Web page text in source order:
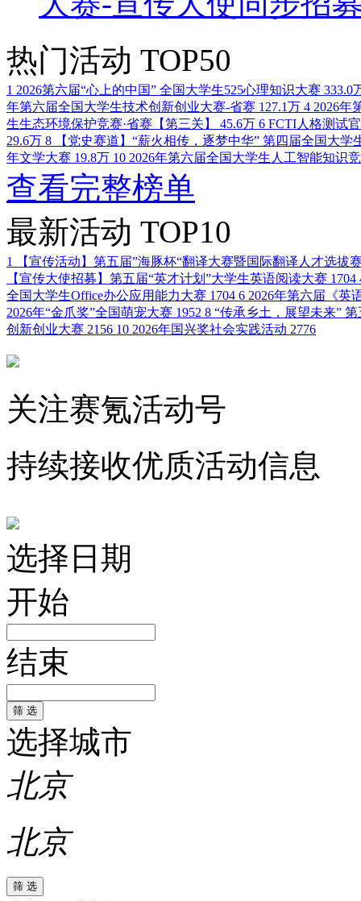
热门活动 TOP50
1 2026第六届“心上的中国” 全国大学生525心理知识大赛 333.0
年第六届全国大学生技术创新创业大赛-省赛 127.1万 4 2026年
生生态环境保护竞赛·省赛【第三关】
45.6万 6 FCTI人格测试
29.6万 8
【党史赛道】“薪火相传，逐梦中华” 第四届全国大
年文学大赛 19.8万 10 2026年第六届全国大学生人工智能知识
查看完整榜单
最新活动 TOP10
1
【宣传活动】第五届”海豚杯“翻译大赛暨国际翻译人才选拔
【宣传大使招募】第五届“英才计划”大学生英语阅读大赛 1704
全国大学生Office办公应用能力大赛 1704 6 2026年第六届《英
2026年“金爪奖”全国萌宠大赛 1952 8 “传承乡土，展望未来”
创新创业大赛 2156 10 2026年国兴奖社会实践活动 2776
关注赛氪活动号
持续接收优质活动信息
选择日期
开始
结束
选择城市
北京
北京